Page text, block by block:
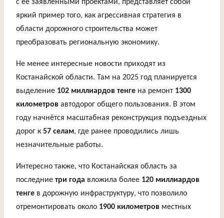
с её заявленными проектами, представляет собой
яркий пример того, как агрессивная стратегия в
области дорожного строительства может
преобразовать региональную экономику.
Не менее интересные новости приходят из
Костанайской области. Там на 2025 год планируется
выделение 102 миллиардов тенге на ремонт 1300
километров автодорог общего пользования. В этом
году начнётся масштабная реконструкция подъездных
дорог к 57 селам, где ранее проводились лишь
незначительные работы.
Интересно также, что Костанайская область за
последние три года вложила более 120 миллиардов
тенге в дорожную инфраструктуру, что позволило
отремонтировать около 1900 километров местных